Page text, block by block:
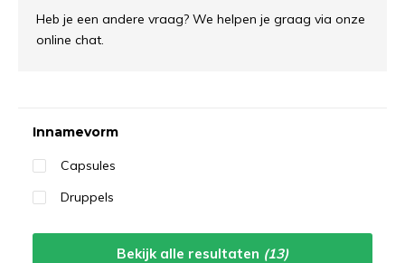
Heb je een andere vraag? We helpen je graag via onze
online chat.
Innamevorm
Capsules
Druppels
Bekijk alle resultaten (13)